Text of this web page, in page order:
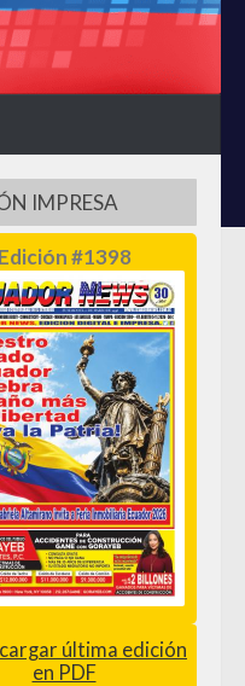
IMPRESA
Edición #1398
última edición
en PDF